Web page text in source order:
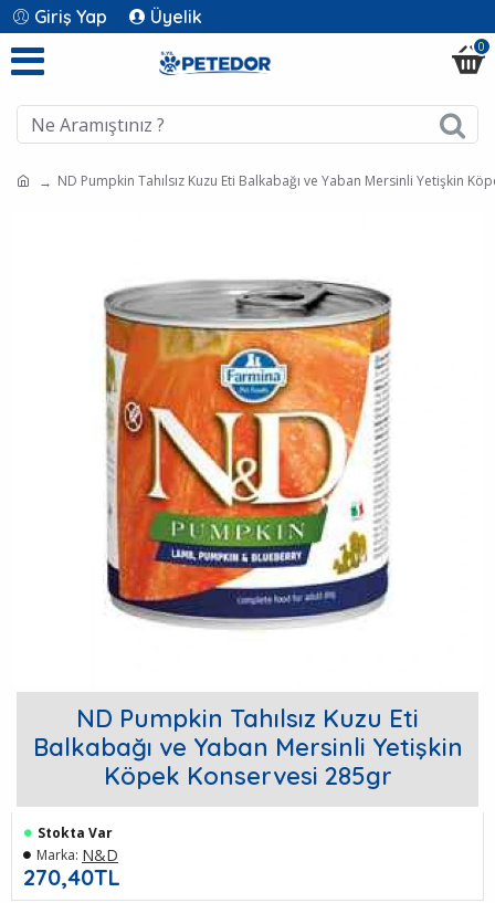
Giriş Yap Üyelik
0
ND Pumpkin Tahılsız Kuzu Eti Balkabağı ve Yaban Mersinli Yetişkin
ND Pumpkin Tahılsız Kuzu Eti
Balkabağı ve Yaban Mersinli Yetişkin
Köpek Konservesi 285gr
270,40TL
Stokta Var
Marka: N&D